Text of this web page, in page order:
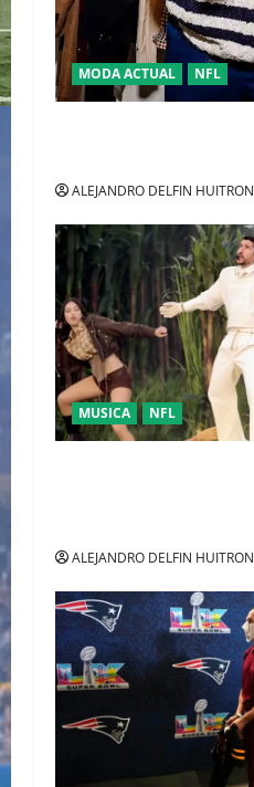
MODA ACTUAL NFL
ALEJANDRO DELFIN HUITRON
MUSICA NFL
ALEJANDRO DELFIN HUITRON